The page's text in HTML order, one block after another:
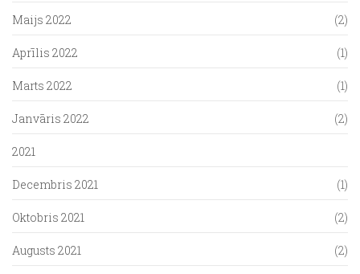
Maijs 2022 (2)
Aprīlis 2022 (1)
Marts 2022 (1)
Janvāris 2022 (2)
2021
Decembris 2021 (1)
Oktobris 2021 (2)
Augusts 2021 (2)